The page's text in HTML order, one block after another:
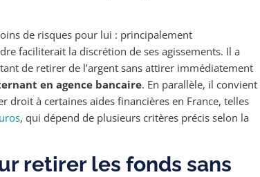
de risques pour lui : principalement
faciliterait la discrétion de ses agissements. Il a
de retirer de l’argent sans attirer immédiatement
en agence bancaire. En parallèle, il convient
droit à certaines aides financières en France, telles
, qui dépend de plusieurs critères précis selon la
retirer les fonds sans